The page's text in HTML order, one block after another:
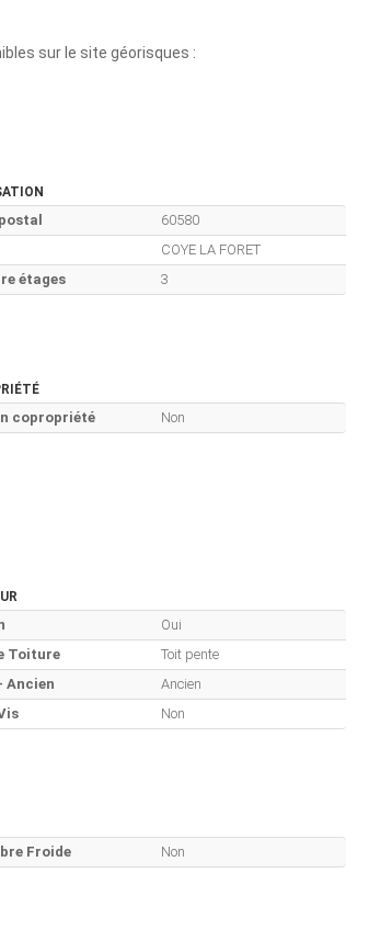
sur le site géorisques :
60580
COYE LA FORET
étages
3
copropriété Non
Oui
Toiture
Toit pente
Ancien
Ancien
Non
Froide Non